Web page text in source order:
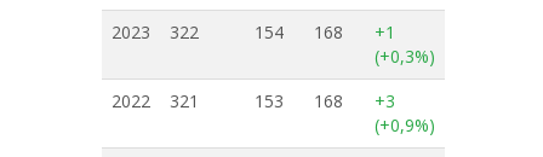
2023
322 154 168
+1
(+0,3%)
2022
321 153 168
+3
(+0,9%)